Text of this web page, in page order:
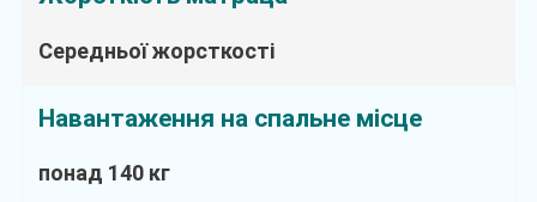
Середньої жорсткості
Навантаження на спальне місце
понад 140 кг